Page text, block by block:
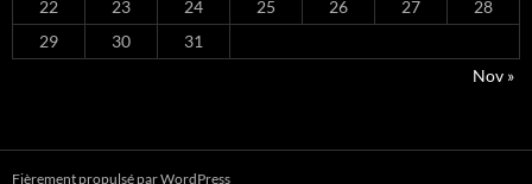
22
23 24 25 26 27
28
29
30
31
Nov »
Fièrement propulsé par WordPress